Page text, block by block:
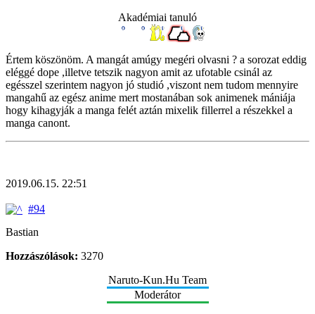
Akadémiai tanuló
Értem köszönöm. A mangát amúgy megéri olvasni ? a sorozat eddig
eléggé dope ,illetve tetszik nagyon amit az ufotable csinál az
egésszel szerintem nagyon jó studió ,viszont nem tudom mennyire
mangahű az egész anime mert mostanában sok animenek mániája
hogy kihagyják a manga felét aztán mixelik fillerrel a részekkel a
manga canont.
2019.06.15. 22:51
#94
Bastian
Hozzászólások: 3270
Naruto-Kun.Hu Team
Moderátor